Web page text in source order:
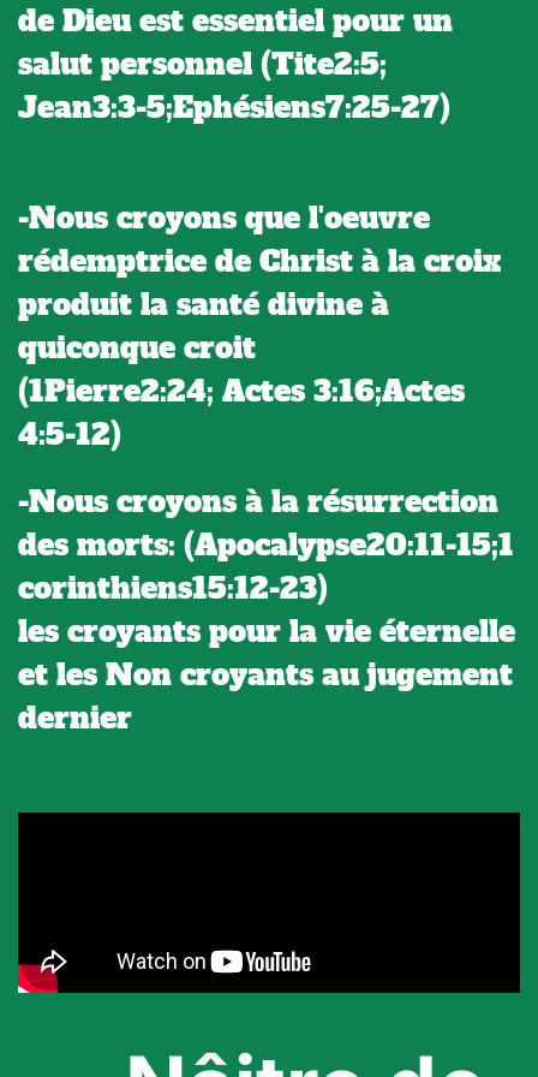
de Dieu est essentiel pour un
salut personnel (Tite2:5;
Jean3:3-5;Ephésiens7:25-27)
-Nous croyons que l'oeuvre
rédemptrice de Christ à la croix
produit la santé divine à
quiconque croit
(1Pierre2:24; Actes 3:16;Actes
4:5-12)
-Nous croyons à la résurrection
des morts: (Apocalypse20:11-15;1
corinthiens15:12-23)
les croyants pour la vie éternelle
et les Non croyants au jugement
dernier